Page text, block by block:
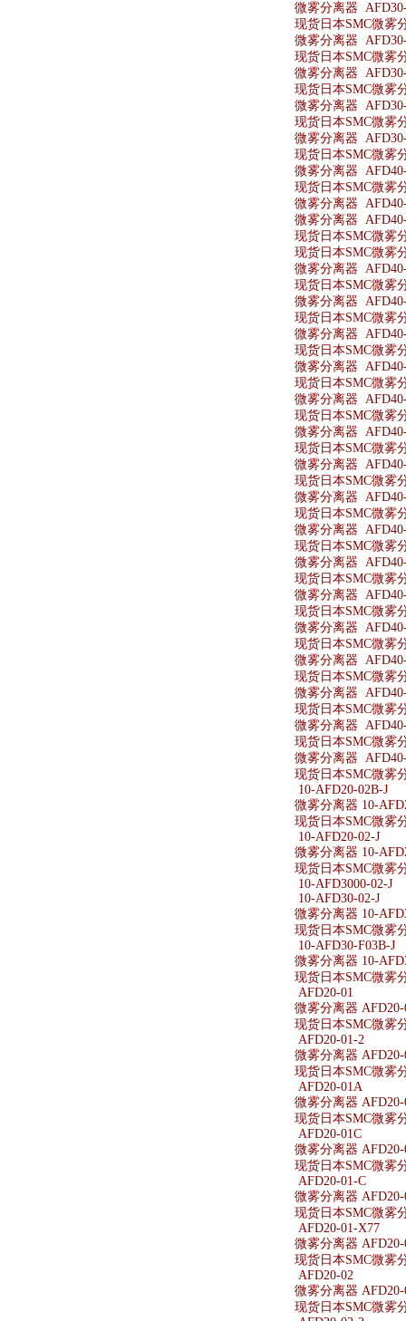
微雾分离器
现货日本SMC微雾
微雾分离器
现货日本SMC微雾
微雾分离器
现货日本SMC微雾
微雾分离器
现货日本SMC微雾
微雾分离器
现货日本SMC微雾
微雾分离器
现货日本SMC微雾
微雾分离器
微雾分离器
现货日本SMC微雾
现货日本SMC微雾
微雾分离器
现货日本SMC微雾
微雾分离器
现货日本SMC微雾
微雾分离器
现货日本SMC微雾
微雾分离器
现货日本SMC微雾
微雾分离器
现货日本SMC微雾
微雾分离器
现货日本SMC微雾
微雾分离器
现货日本SMC微雾
微雾分离器
现货日本SMC微雾
微雾分离器
现货日本SMC微雾
微雾分离器
现货日本SMC微雾
微雾分离器
现货日本SMC微雾
微雾分离器
现货日本SMC微雾
微雾分离器
现货日本SMC微雾
微雾分离器
现货日本SMC微雾
微雾分离器
现货日本SMC微雾
微雾分离器
现货日本SMC微雾
10-AFD20-02B-J
微雾分离器 10-
现货日本SMC微雾
10-AFD20-02-J
微雾分离器 10-
现货日本SMC微雾
10-AFD3000-02-J
10-AFD30-02-J
微雾分离器 10-
现货日本SMC微雾
10-AFD30-F03B-J
微雾分离器 10-
现货日本SMC微雾
AFD20-01
微雾分离器 AFD20-
现货日本SMC微雾
AFD20-01-2
微雾分离器 AFD20-
现货日本SMC微雾
AFD20-01A
微雾分离器
现货日本SMC微雾
AFD20-01C
微雾分离器 AFD20-
现货日本SMC微雾
AFD20-01-C
微雾分离器 AFD20-
现货日本SMC微雾
AFD20-01-X77
微雾分离器 AFD20-
现货日本SMC微雾
AFD20-02
微雾分离器 AFD20-
现货日本SMC微雾